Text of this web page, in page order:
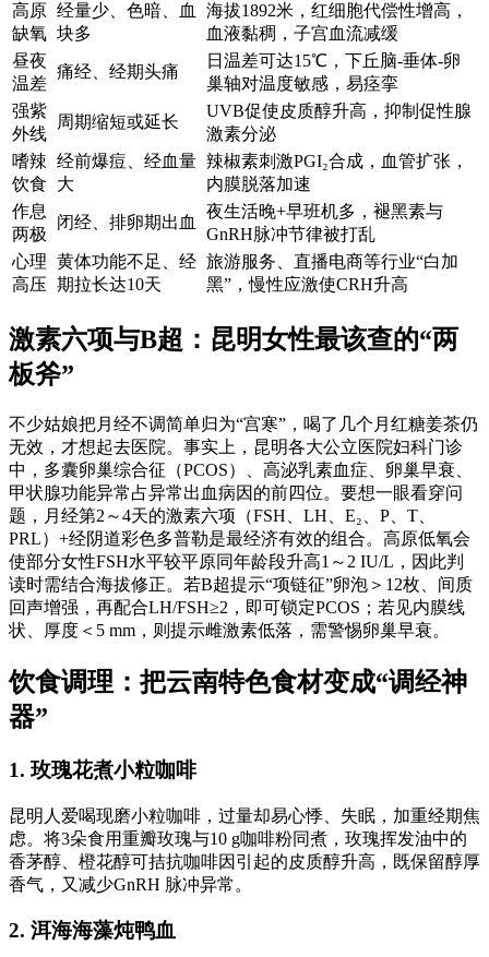
高原
缺氧
经量少、色暗、血
块多
海拔1892米，红细胞代偿性增高，
血液黏稠，子宫血流减缓
昼夜
温差
痛经、经期头痛
日温差可达15℃，下丘脑-垂体-卵
巢轴对温度敏感，易痉挛
强紫
外线
周期缩短或延长
UVB促使皮质醇升高，抑制促性腺
激素分泌
嗜辣
饮食
经前爆痘、经血量
大
辣椒素刺激PGI₂合成，血管扩张，
内膜脱落加速
作息
两极
闭经、排卵期出血
夜生活晚+早班机多，褪黑素与
GnRH脉冲节律被打乱
心理
高压
黄体功能不足、经
期拉长达10天
旅游服务、直播电商等行业“白加
黑”，慢性应激使CRH升高
激素六项与B超：昆明女性最该查的“两
板斧”
不少姑娘把月经不调简单归为“宫寒”，喝了几个月红糖姜茶仍
无效，才想起去医院。事实上，昆明各大公立医院妇科门诊
中，多囊卵巢综合征（PCOS）、高泌乳素血症、卵巢早衰、
甲状腺功能异常占异常出血病因的前四位。要想一眼看穿问
题，月经第2～4天的激素六项（FSH、LH、E₂、P、T、
PRL）+经阴道彩色多普勒是最经济有效的组合。高原低氧会
使部分女性FSH水平较平原同年龄段升高1～2 IU/L，因此判
读时需结合海拔修正。若B超提示“项链征”卵泡＞12枚、间质
回声增强，再配合LH/FSH≥2，即可锁定PCOS；若见内膜线
状、厚度＜5 mm，则提示雌激素低落，需警惕卵巢早衰。
饮食调理：把云南特色食材变成“调经神
器”
1. 玫瑰花煮小粒咖啡
昆明人爱喝现磨小粒咖啡，过量却易心悸、失眠，加重经期焦
虑。将3朵食用重瓣玫瑰与10 g咖啡粉同煮，玫瑰挥发油中的
香茅醇、橙花醇可拮抗咖啡因引起的皮质醇升高，既保留醇厚
香气，又减少GnRH 脉冲异常。
2. 洱海海藻炖鸭血